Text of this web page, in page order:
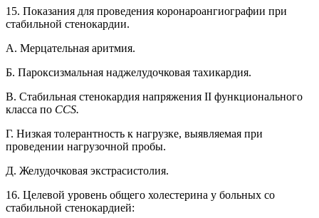
15. Показания для проведения коронароангиографии при
стабильной стенокардии.
A. Мерцательная аритмия.
Б. Пароксизмальная наджелудочковая тахикардия.
B. Стабильная стенокардия напряжения II функционального
класса по CCS.
Г. Низкая толерантность к нагрузке, выявляемая при
проведении нагрузочной пробы.
Д. Желудочковая экстрасистолия.
16. Целевой уровень общего холестерина у больных со
стабильной стенокардией: